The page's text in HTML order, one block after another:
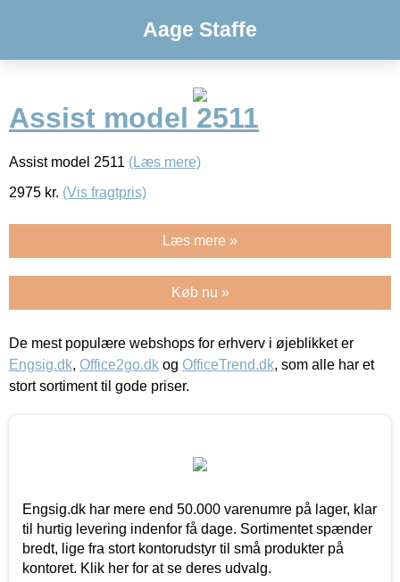
Aage Staffe
Assist model 2511
Assist model 2511 (Læs mere)
2975 kr. (Vis fragtpris)
Læs mere »
Køb nu »
De mest populære webshops for erhverv i øjeblikket er
Engsig.dk, Office2go.dk og OfficeTrend.dk, som alle har et
stort sortiment til gode priser.
Engsig.dk har mere end 50.000 varenumre på lager, klar
til hurtig levering indenfor få dage. Sortimentet spænder
bredt, lige fra stort kontorudstyr til små produkter på
kontoret. Klik her for at se deres udvalg.